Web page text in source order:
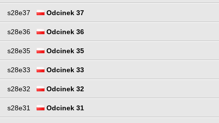
s28e37 Odcinek 37
s28e36 Odcinek 36
s28e35 Odcinek 35
s28e33 Odcinek 33
s28e32 Odcinek 32
s28e31 Odcinek 31